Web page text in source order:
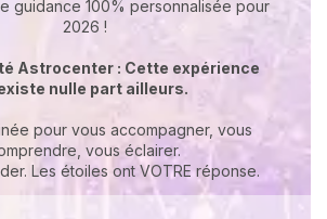
guidance 100% personnalisée pour
2026 !
Astrocenter : Cette expérience
nulle part ailleurs.
pour vous accompagner, vous
vous éclairer.
Les étoiles ont VOTRE réponse.